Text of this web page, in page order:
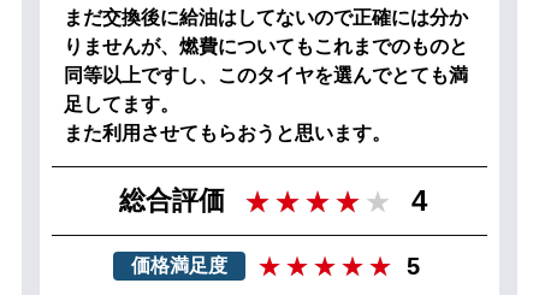
まだ交換後に給油はしてないので正確には分か
りませんが、燃費についてもこれまでのものと
同等以上ですし、このタイヤを選んでとても満
足してます。
また利用させてもらおうと思います。
総合評価 4
価格満足度 5